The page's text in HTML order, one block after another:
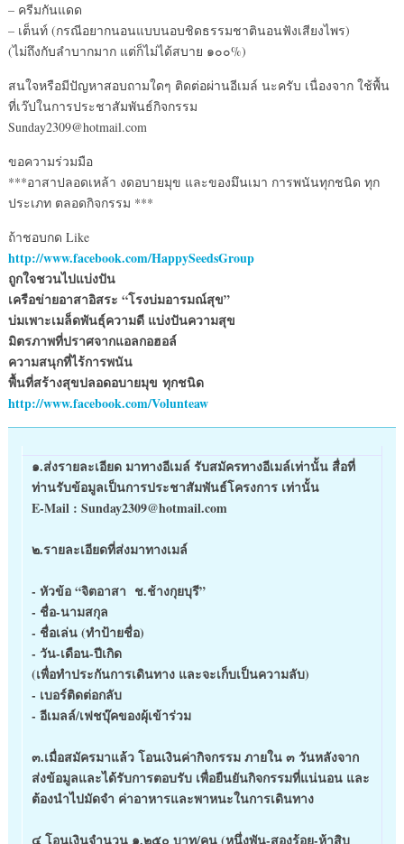
– ครีมกันแดด
– เต็นท์ (กรณีอยากนอนแบบนอบชิดธรรมชาตินอนฟังเสียงไพร)
(ไม่ถึงกับลำบากมาก แต่ก็ไม่ได้สบาย ๑๐๐%)
สนใจหรือมีปัญหาสอบถามใดๆ ติดต่อผ่านอีเมล์ นะครับ เนื่องจาก ใช้พื้น
ที่เว๊ปในการประชาสัมพันธ์กิจกรรม
Sunday2309@hotmail.com
ขอความร่วมมือ
***อาสาปลอดเหล้า งดอบายมุข และของมึนเมา การพนันทุกชนิด ทุก
ประเภท ตลอดกิจกรรม ***
ถ้าชอบกด Like
http://www.facebook.com/HappySeedsGroup
ถูกใจชวนไปแบ่งปัน
เครือข่ายอาสาอิสระ “โรงบ่มอารมณ์สุข”
บ่มเพาะเมล็ดพันธุ์ความดี แบ่งปันความสุข
มิตรภาพที่ปราศจากแอลกอฮอล์
ความสนุกที่ไร้การพนัน
พื้นที่สร้างสุขปลอดอบายมุข ทุกชนิด
http://www.facebook.com/Volunteaw
๑.ส่งรายละเอียด มาทางอีเมล์ รับสมัครทางอีเมล์เท่านั้น สื่อที่
ท่านรับข้อมูลเป็นการประชาสัมพันธ์โครงการ เท่านั้น
E-Mail : Sunday2309@hotmail.com
๒.รายละเอียดที่ส่งมาทางเมล์
- หัวข้อ “จิตอาสา ช.ช้างกุยบุรี”
- ชื่อ-นามสกุล
- ชื่อเล่น (ทำป้ายชื่อ)
- วัน-เดือน-ปีเกิด
(เพื่อทำประกันการเดินทาง และจะเก็บเป็นความลับ)
- เบอร์ติดต่อกลับ
- อีเมลล์/เฟชบุ๊คของผุ้เข้าร่วม
๓.เมื่อสมัครมาแล้ว โอนเงินค่ากิจกรรม ภายใน ๓ วันหลังจาก
ส่งข้อมูลและได้รับการตอบรับ เพื่อยืนยันกิจกรรมที่แน่นอน และ
ต้องนำไปมัดจำ ค่าอาหารและพาหนะในการเดินทาง
๔ โอนเงินจำนวน ๑,๒๕๐ บาท/คน (หนึ่งพัน-สองร้อย-ห้าสิบ